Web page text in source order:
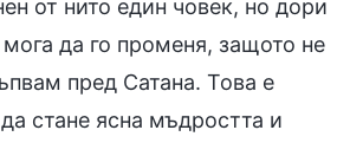
от нито един човек, но дори
да го променя, защото не
пред Сатана. Това е
стане ясна мъдростта и